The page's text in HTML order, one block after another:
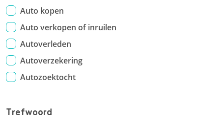
Auto kopen
Auto verkopen of inruilen
Autoverleden
Autoverzekering
Autozoektocht
Trefwoord